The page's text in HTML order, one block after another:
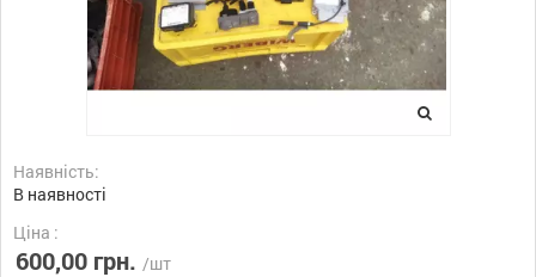
Наявність:
В наявності
Ціна :
600,00 грн. /шт